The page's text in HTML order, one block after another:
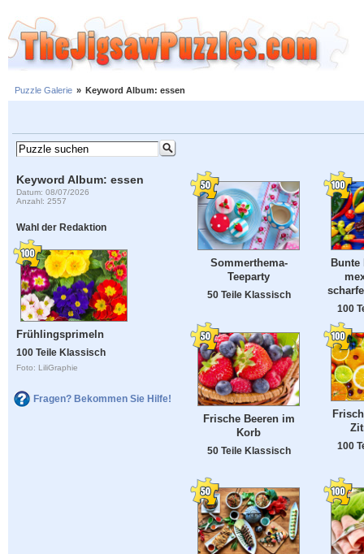
Puzzle Galerie » Keyword Album: essen
Keyword Album: essen
Datum: 08/07/2026
Anzahl: 2557
Wahl der Redaktion
Frühlingsprimeln
100 Teile Klassisch
Foto: LiliGraphie
Fragen? Bekommen Sie Hilfe!
Sommerthema-
Teeparty
50 Teile Klassisch
Bunte
100
Frische Beeren im
Korb
50 Teile Klassisch
100